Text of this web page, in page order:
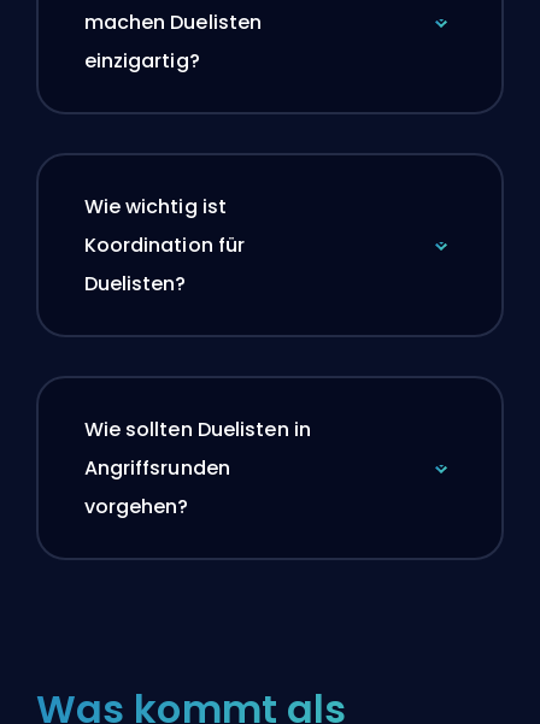
machen Duelisten
einzigartig?
Wie wichtig ist
Koordination für
Duelisten?
Wie sollten Duelisten in
Angriffsrunden
vorgehen?
Was kommt als